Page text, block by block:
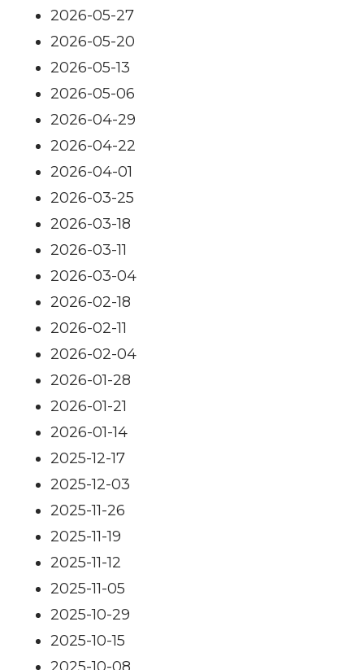
2026-05-27
2026-05-20
2026-05-13
2026-05-06
2026-04-29
2026-04-22
2026-04-01
2026-03-25
2026-03-18
2026-03-11
2026-03-04
2026-02-18
2026-02-11
2026-02-04
2026-01-28
2026-01-21
2026-01-14
2025-12-17
2025-12-03
2025-11-26
2025-11-19
2025-11-12
2025-11-05
2025-10-29
2025-10-15